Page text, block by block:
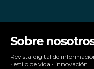
Sobre
Revista digital de
• estilo de vida • innovación.